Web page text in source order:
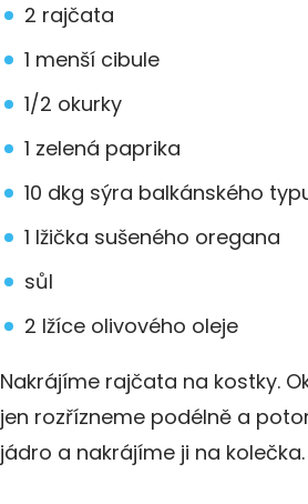
2 rajčata
1 menší cibule
1/2 okurky
1 zelená paprika
10 dkg sýra balkánského
1 lžička sušeného oregana
sůl
2 lžíce olivového oleje
Nakrájíme rajčata na kostky.
jen rozřízneme podélně a
jádro a nakrájíme ji na kolečka.